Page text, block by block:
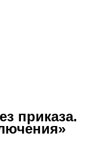
приказа.